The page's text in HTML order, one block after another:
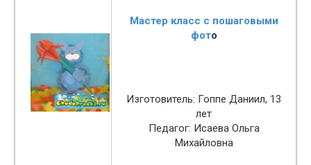
Мастер класс с пошаговыми
фото
Изготовитель: Гоппе Даниил, 13
лет
Педагог: Исаева Ольга
Михайловна